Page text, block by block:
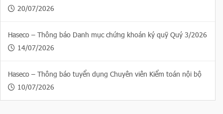
20/07/2026
Haseco – Thông báo Danh mục chứng khoán ký quỹ Quý 3/2026
14/07/2026
Haseco – Thông báo tuyển dụng Chuyên viên Kiểm toán nội bộ
10/07/2026